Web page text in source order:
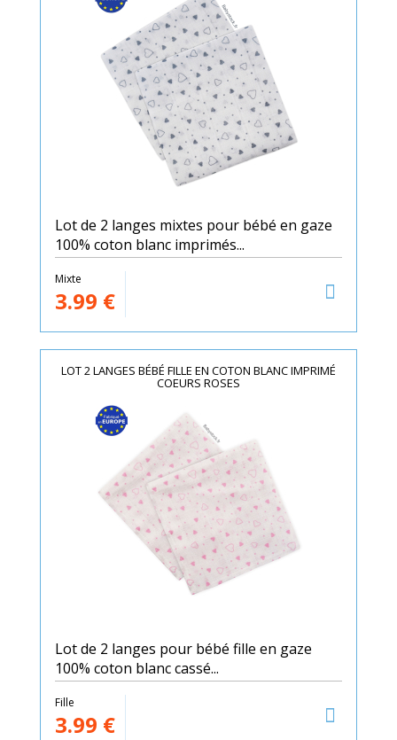
Lot de 2 langes mixtes pour bébé en gaze
100% coton blanc imprimés...
Mixte
3.99 €
LOT 2 LANGES BÉBÉ FILLE EN COTON BLANC IMPRIMÉ
COEURS ROSES
Lot de 2 langes pour bébé fille en gaze
100% coton blanc cassé...
Fille
3.99 €